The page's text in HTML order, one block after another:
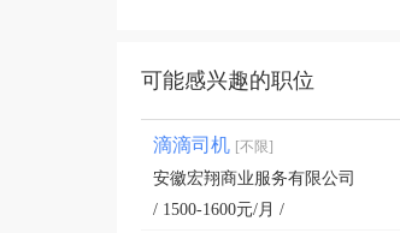
可能感兴趣的职位
滴滴司机 [不限]
安徽宏翔商业服务有限公司
/ 1500-1600元/月 /